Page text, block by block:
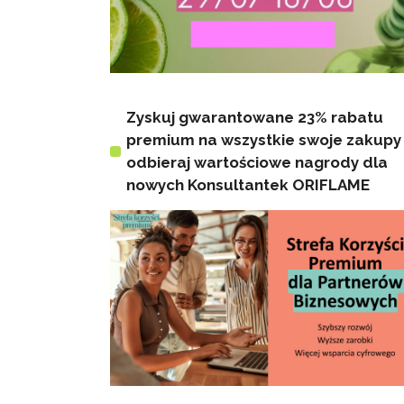
Zyskuj gwarantowane 23% rabatu
premium na wszystkie swoje zakupy
odbieraj wartościowe nagrody dla
nowych Konsultantek ORIFLAME